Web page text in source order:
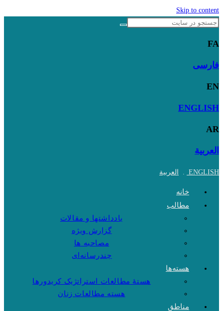
Skip to content
FA
فارسی
EN
ENGLISH
AR
العربية
ENGLISH
. العربية
خانه
مطالب
یادداشتها و مقالات
گزارش ویژه
مصاحبه ها
چندرسانه‌ای
هسته‌ها
هستهٔ مطالعات استراتژیک کریدورها
هسته مطالعات زنان
مناطق